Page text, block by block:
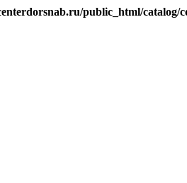
public_html/catalog/